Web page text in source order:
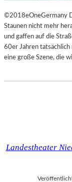
©2018eOneGermany
Staunen nicht mehr
und gaffen auf die
60er Jahren tatsächlich
eine große Szene, die
Landestheater